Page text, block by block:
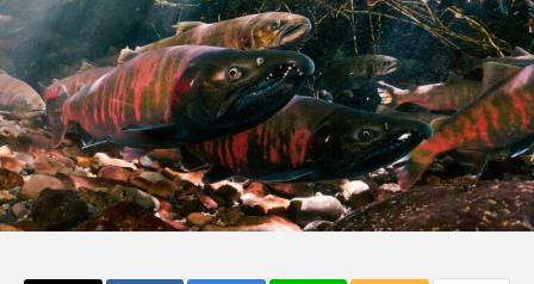
＜ツバメウオ＞は意外
と美味しい！ “でかい
鰭”が特徴的な魚を実
際に食べてみた
椎名まさ
と
2026.08.05
＜なぜ釣り人は魚拓を
とるのか？＞ 魚拓が
もつ不思議な力──祖
父と子の魚拓からその
意味を問いなおす
清水む
み
2026.08.09